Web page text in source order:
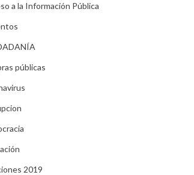
a la Información Pública
públicas
2019